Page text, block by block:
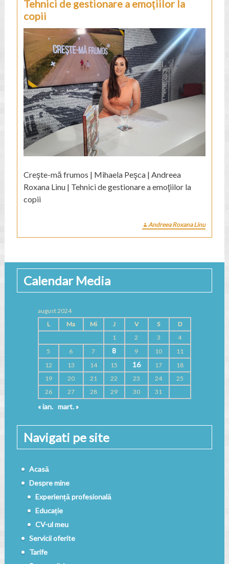
Tehnici de gestionare a emoţiilor la
copii
Creşte-mă frumos | Mihaela Peşca | Andreea
Roxana Linu | Tehnici de gestionare a emoţiilor la
copii
Andreea Roxana Linu
Calendar Media
august 2024
L
Ma Mi J V S
D
1
2 3
4
5
6 7 8 9 10
11
12
13 14 15 16 17
18
19
20 21 22 23 24
25
26
27 28 29 30 31
« ian. mart. »
Navigati pe site
Acasă
Despre mine
Experiență profesională
Educație
CV-ul meu
Servicii oferite
Tarife